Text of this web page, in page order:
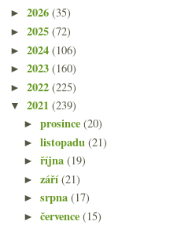
► 2026 (35)
► 2025 (72)
► 2024 (106)
► 2023 (160)
► 2022 (225)
▼ 2021 (239)
►prosince(20)
►listopadu(21)
►října(19)
►září(21)
►srpna(17)
►července(15)